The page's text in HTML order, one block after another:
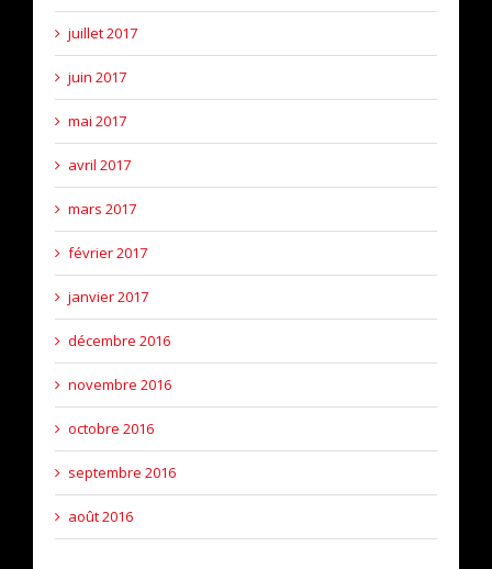
juillet 2017
juin 2017
mai 2017
avril 2017
mars 2017
février 2017
janvier 2017
décembre 2016
novembre 2016
octobre 2016
septembre 2016
août 2016